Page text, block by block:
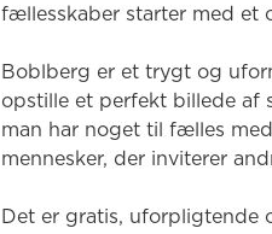
fællesskaber starter med et
Boblberg er et trygt og
opstille et perfekt billede af
man har noget til fælles
mennesker, der inviterer
Det er gratis, uforpligtende